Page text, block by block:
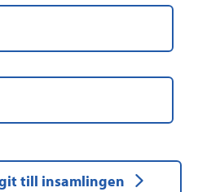
till insamlingen